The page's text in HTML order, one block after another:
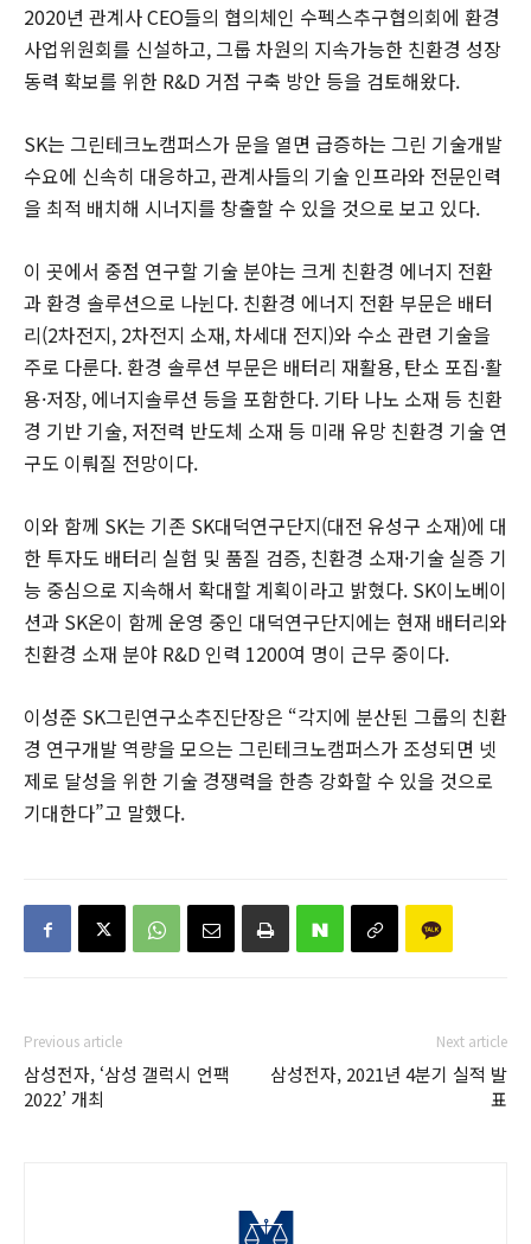
2020년 관계사 CEO들의 협의체인 수펙스추구협의회에 환경
사업위원회를 신설하고, 그룹 차원의 지속가능한 친환경 성장
동력 확보를 위한 R&D 거점 구축 방안 등을 검토해왔다.
SK는 그린테크노캠퍼스가 문을 열면 급증하는 그린 기술개발
수요에 신속히 대응하고, 관계사들의 기술 인프라와 전문인력
을 최적 배치해 시너지를 창출할 수 있을 것으로 보고 있다.
이 곳에서 중점 연구할 기술 분야는 크게 친환경 에너지 전환
과 환경 솔루션으로 나뉜다. 친환경 에너지 전환 부문은 배터
리(2차전지, 2차전지 소재, 차세대 전지)와 수소 관련 기술을
주로 다룬다. 환경 솔루션 부문은 배터리 재활용, 탄소 포집·활
용·저장, 에너지솔루션 등을 포함한다. 기타 나노 소재 등 친환
경 기반 기술, 저전력 반도체 소재 등 미래 유망 친환경 기술 연
구도 이뤄질 전망이다.
이와 함께 SK는 기존 SK대덕연구단지(대전 유성구 소재)에 대
한 투자도 배터리 실험 및 품질 검증, 친환경 소재·기술 실증 기
능 중심으로 지속해서 확대할 계획이라고 밝혔다. SK이노베이
션과 SK온이 함께 운영 중인 대덕연구단지에는 현재 배터리와
친환경 소재 분야 R&D 인력 1200여 명이 근무 중이다.
이성준 SK그린연구소추진단장은 “각지에 분산된 그룹의 친환
경 연구개발 역량을 모으는 그린테크노캠퍼스가 조성되면 넷
제로 달성을 위한 기술 경쟁력을 한층 강화할 수 있을 것으로
기대한다”고 말했다.
Previous article
삼성전자, ‘삼성 갤럭시 언팩
2022’ 개최
Next article
삼성전자, 2021년 4분기 실적 발
표